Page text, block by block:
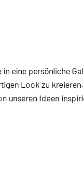
eine persönliche
Look zu
unseren Ideen